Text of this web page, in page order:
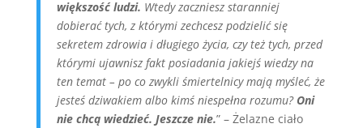
większość ludzi. Wtedy zaczniesz staranniej
dobierać tych, z którymi zechcesz podzielić się
sekretem zdrowia i długiego życia, czy też tych, przed
którymi ujawnisz fakt posiadania jakiejś wiedzy na
ten temat – po co zwykli śmiertelnicy mają myśleć, że
jesteś dziwakiem albo kimś niespełna rozumu?Oni
nie chcą wiedzieć. Jeszcze nie.” – Żelazne ciało